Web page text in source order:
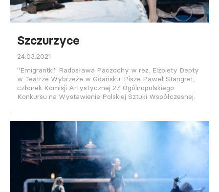
Szczurzyce
24.03.2021
"Emigrantki" Radosława Paczochy w reż. Elżbiety Depty
w Teatrze Wybrzeże w Gdańsku. Pisze Paweł Stangret,
członek Komisji Artystycznej 27. Ogólnopolskiego
Konkursu na Wystawienie Polskiej Sztuki Współczesnej.